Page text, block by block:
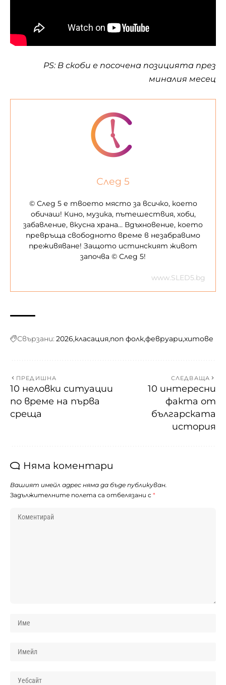
PS: В скоби е посочена позицията през
миналия месец
След 5
© След 5 е твоето място за всичко, което
обичаш! Кино, музика, пътешествия, хоби,
забавление, вкусна храна… Вдъхновение, което
превръща свободното време в незабравимо
преживяване! Защото истинският живот
започва © След 5!
www.SLED5.bg
Свързани: 2026 класация поп фолкфевруари хитове
ПРЕДИШНА
10 неловки ситуации
по време на първа
среща
СЛЕДВАЩА
10 интересни
факта от
българската
история
Няма коментари
Вашият имейл адрес няма да бъде публикуван.
Задължителните полета са отбелязани с *